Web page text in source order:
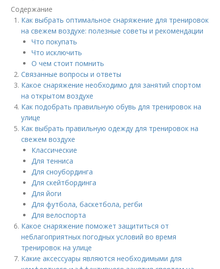
Содержание
Как выбрать оптимальное снаряжение для тренировок
на свежем воздухе: полезные советы и рекомендации
Что покупать
Что исключить
О чем стоит помнить
Связанные вопросы и ответы
Какое снаряжение необходимо для занятий спортом
на открытом воздухе
Как подобрать правильную обувь для тренировок на
улице
Как выбрать правильную одежду для тренировок на
свежем воздухе
Классические
Для тенниса
Для сноубординга
Для скейтбординга
Для йоги
Для футбола, баскетбола, регби
Для велоспорта
Какое снаряжение поможет защититься от
неблагоприятных погодных условий во время
тренировок на улице
Какие аксессуары являются необходимыми для